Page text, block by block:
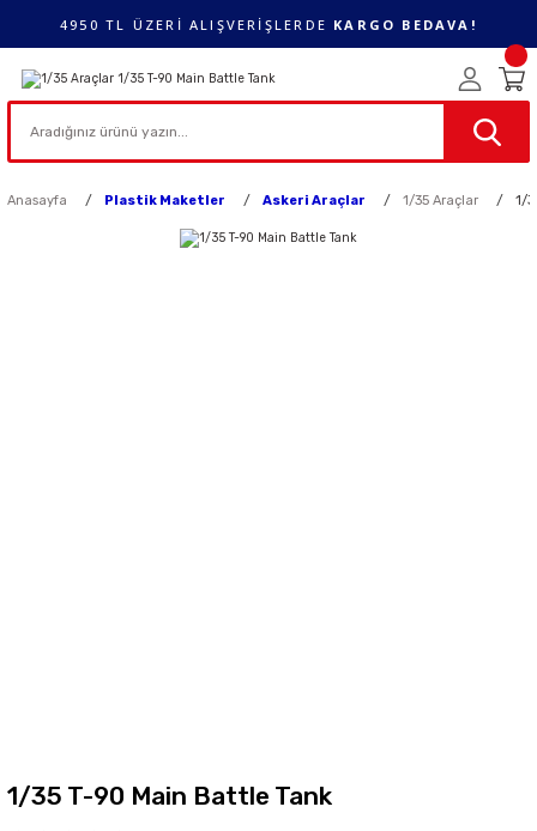
4950 TL ÜZERİ ALIŞVERİŞLERDE KARGO BEDAVA!
Anasayfa Plastik Maketler Askeri Araçlar 1/35 Araçlar 1/
1/35 T-90 Main Battle Tank